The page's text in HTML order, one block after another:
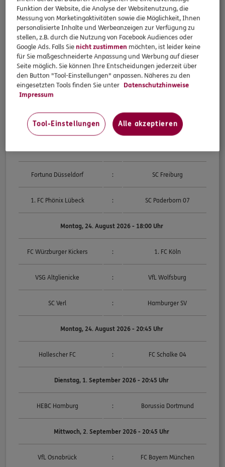
SV Westfalia Rhynern : Dynamo Dresden
FC Carl Zeiss Jena : SV Darmstadt 98
Bahlinger SC 1. FC Magdeburg
Eintracht Braunschweig
Sonntag, 23. August 2026 - 18:00 Uhr
Fortuna Düsseldorf : SC Freiburg
1. FC Phönix Lübeck : SC Paderborn 07
Montag, 24. August 2026 - 18:00 Uhr
FC Würzburger Kickers : 1. FC Köln
VSG Altglienicke : VfL Wolfsburg
SC Verl : Hamburger SV
Montag, 24. August 2026 - 20:45 Uhr
Hallescher FC : FC Schalke 04
Dienstag, 1. September 2026 - 20:45 Uhr
HEBC Hamburg : Borussia Dortmund
Mittwoch, 2. September 2026 - 20:45 Uhr
VfL Osnabrück : FC Bayern München
Funktion der Website, die Analyse der Websitenutzung, die
Messung von Marketingaktivitäten sowie die Möglichkeit, Ihnen
personalisierte Inhalte und Werbeanzeigen zur Verfügung zu
stellen, z.B. durch die Nutzung von Facebook Audiences oder
Google Ads. Falls Sienicht zustimmen möchten, ist leider keine
für Sie maßgeschneiderte Anpassung und Werbung auf dieser
Seite möglich. Sie können Ihre Entscheidungen jederzeit über
den Button "Tool-Einstellungen" anpassen. Näheres zu den
eingesetzten Tools finden Sie unter Datenschutzhinweise
Impressum
Tool-Einstellungen Alle akzeptieren